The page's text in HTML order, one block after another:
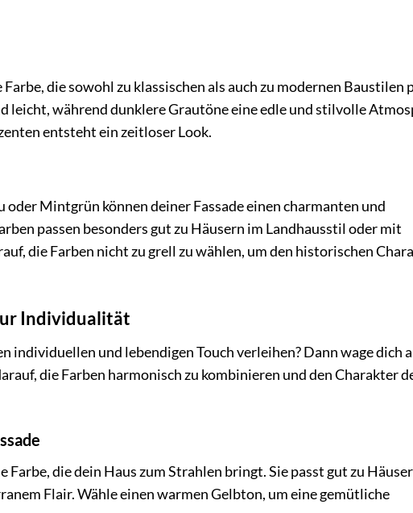
die sowohl zu klassischen als auch zu modernen Baustilen
leicht, während dunklere Grautöne eine edle und stilvolle
entsteht ein zeitloser Look.
Mintgrün können deiner Fassade einen charmanten und
passen besonders gut zu Häusern im Landhausstil oder mit
die Farben nicht zu grell zu wählen, um den historischen
Individualität
individuellen und lebendigen Touch verleihen? Dann wage dich
die Farben harmonisch zu kombinieren und den Charakter
die dein Haus zum Strahlen bringt. Sie passt gut zu
Flair. Wähle einen warmen Gelbton, um eine gemütliche